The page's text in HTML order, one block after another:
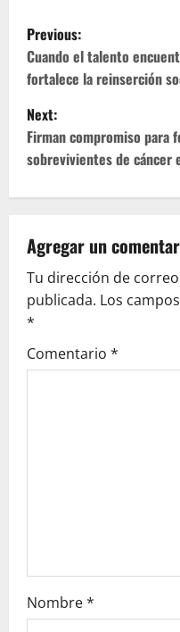
P
o
s
t
n
v
i
g
a
Previous:
Cuando el talento
fortalece la reinserción
Next:
Firman compromiso para
sobrevivientes de cáncer
Agregar un
Tu dirección de
publicada. Los
*
Comentario *
Nombre*